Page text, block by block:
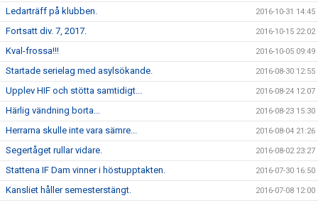
Ledarträff på klubben. 2016-10-31 14:45
Fortsatt div. 7, 2017. 2016-10-15 22:02
Kval-frossa!!! 2016-10-05 09:49
Startade serielag med asylsökande. 2016-08-30 12:55
Upplev HIF och stötta samtidigt... 2016-08-24 12:07
Härlig vändning borta... 2016-08-23 15:30
Herrarna skulle inte vara sämre... 2016-08-04 21:26
Segertåget rullar vidare. 2016-08-02 23:27
Stattena IF Dam vinner i höstupptakten. 2016-07-30 16:50
Kansliet håller semesterstängt. 2016-07-08 12:00